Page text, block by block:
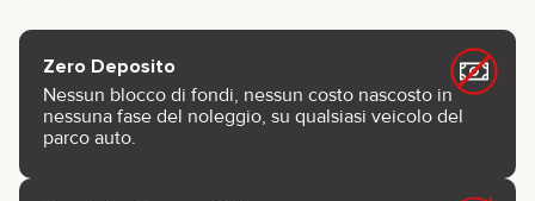
Zero Deposito
Nessun blocco di fondi, nessun costo nascosto in
nessuna fase del noleggio, su qualsiasi veicolo del
parco auto.